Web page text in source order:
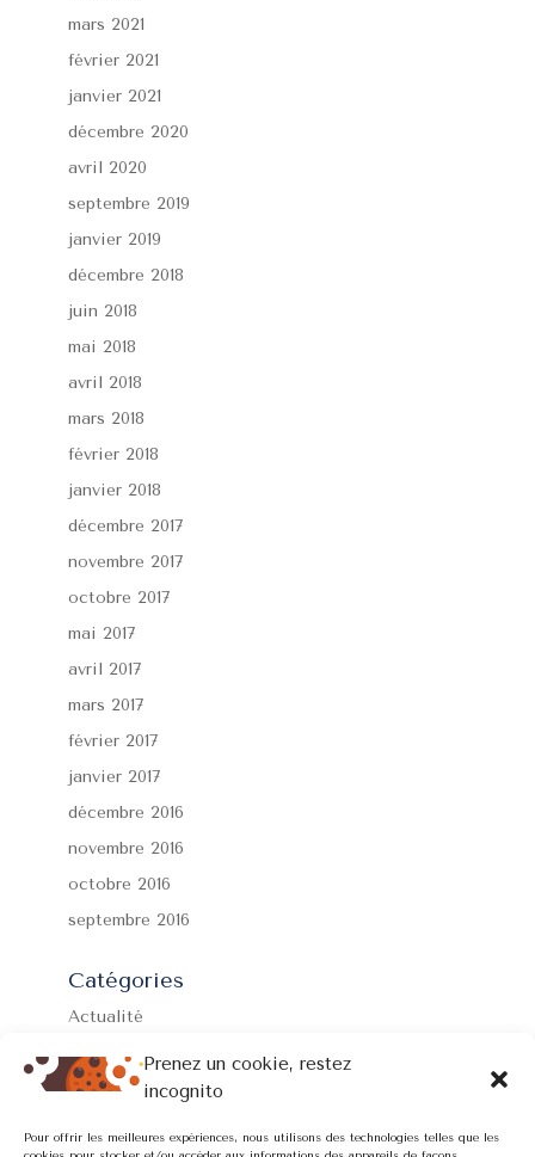
Prenez un cookie, restez
incognito
Pour offrir les meilleures expériences, nous utilisons des technologies telles que les
mars 2021
février 2021
janvier 2021
décembre 2020
avril 2020
septembre 2019
janvier 2019
décembre 2018
juin 2018
mai 2018
avril 2018
mars 2018
février 2018
janvier 2018
décembre 2017
novembre 2017
octobre 2017
mai 2017
avril 2017
mars 2017
février 2017
janvier 2017
décembre 2016
novembre 2016
octobre 2016
septembre 2016
Catégories
Actualité
Formations
Non classé